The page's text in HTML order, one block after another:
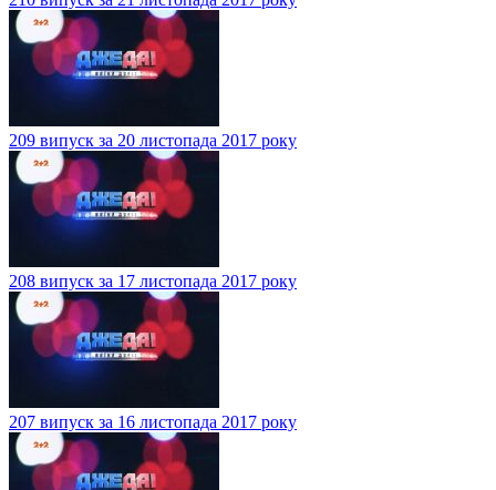
209 випуск за 20 листопада 2017 року
208 випуск за 17 листопада 2017 року
207 випуск за 16 листопада 2017 року